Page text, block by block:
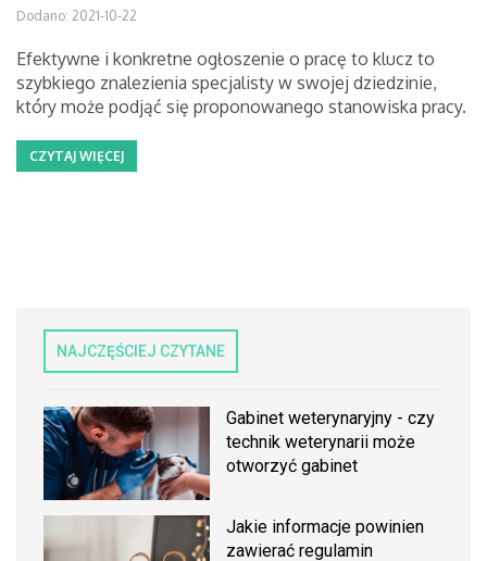
Dodano: 2021-10-22
Efektywne i konkretne ogłoszenie o pracę to klucz to
szybkiego znalezienia specjalisty w swojej dziedzinie,
który może podjąć się proponowanego stanowiska pracy.
CZYTAJ WIĘCEJ
NAJCZĘŚCIEJ CZYTANE
Gabinet weterynaryjny - czy
technik weterynarii może
otworzyć gabinet
Jakie informacje powinien
zawierać regulamin